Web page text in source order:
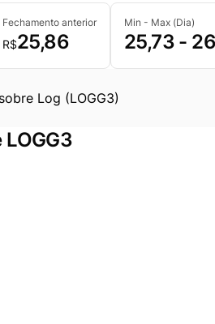
Fechamento anterior
R$25,86
Min - Max (Dia)
25,73 -
Log (LOGG3)